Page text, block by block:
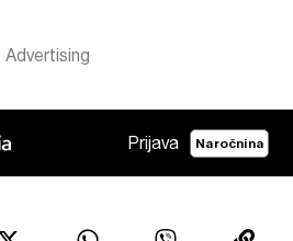
Prijava Naročnina